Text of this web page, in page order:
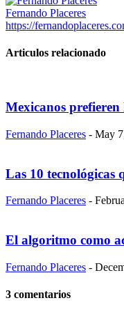
Fernando Placeres
https://
Articulos relacionado
Mexicanos
Fernando Placeres - May
Las 10 tecnológicas
Fernando Placeres -
El algoritmo como
Fernando Placeres -
3 comentarios